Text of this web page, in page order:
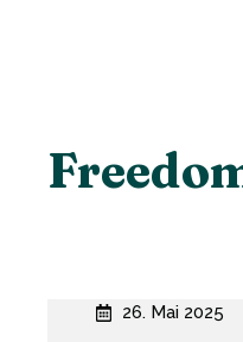
26. Mai 2025